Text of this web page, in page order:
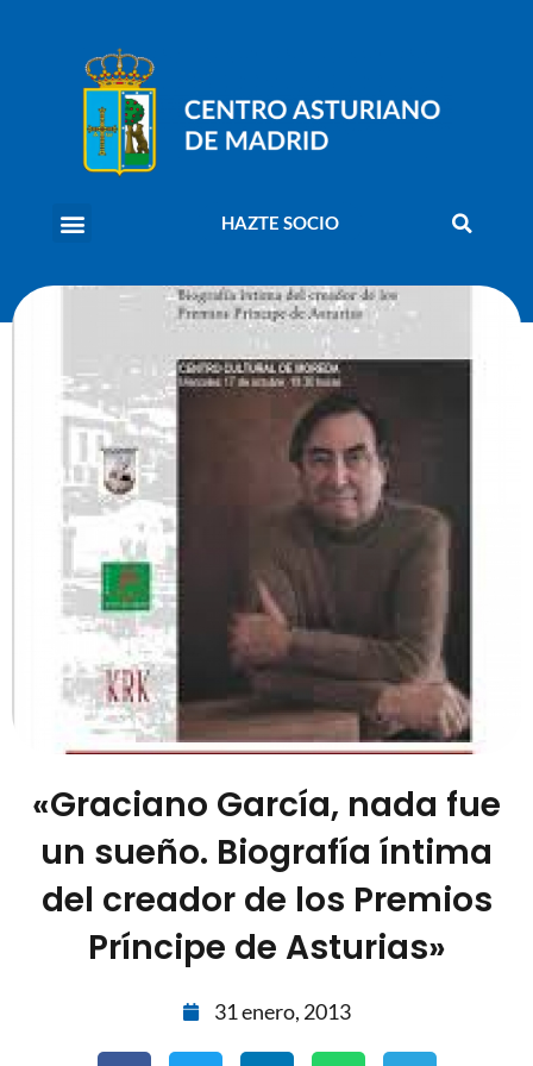
HAZTE SOCIO
«Graciano García, nada fue
un sueño. Biografía íntima
del creador de los Premios
Príncipe de Asturias»
31 enero, 2013